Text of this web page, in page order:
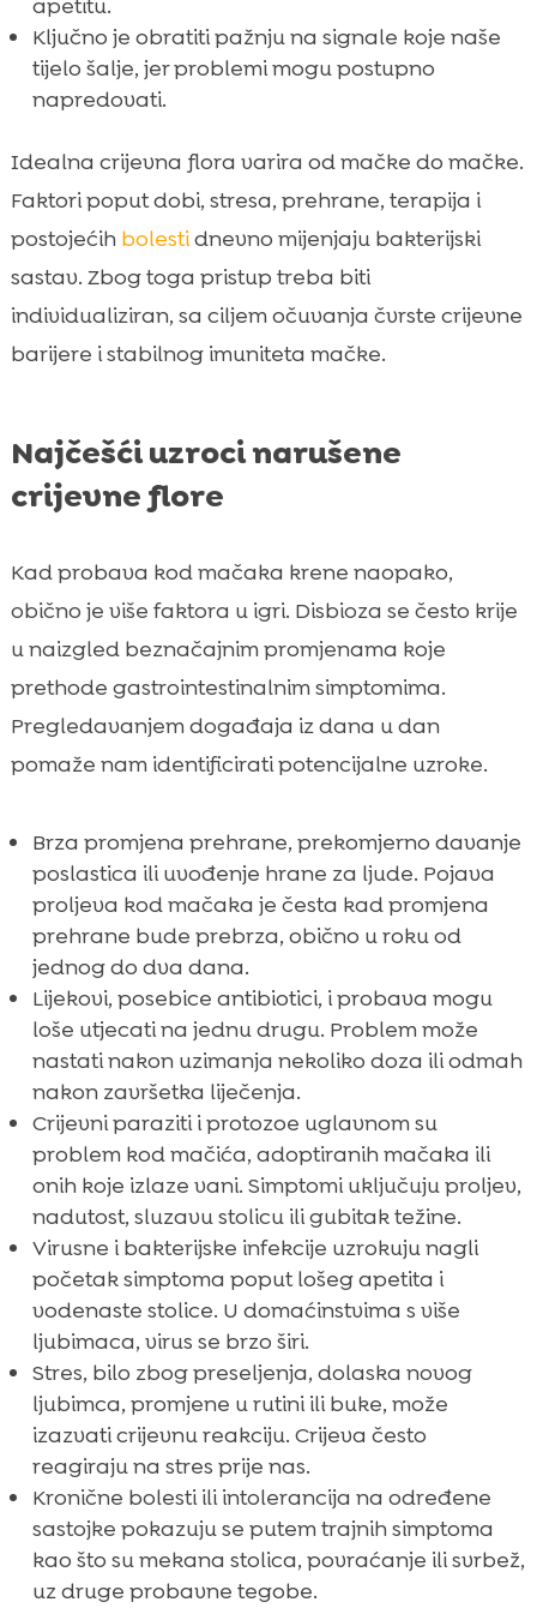
apetitu.
Ključno je obratiti pažnju na signale koje naše
tijelo šalje, jer problemi mogu postupno
napredovati.
Idealna crijevna flora varira od mačke do mačke.
Faktori poput dobi, stresa, prehrane, terapija i
postojećih bolestidnevno mijenjaju bakterijski
sastav. Zbog toga pristup treba biti
individualiziran, sa ciljem očuvanja čvrste crijevne
barijere i stabilnog imuniteta mačke.
Najčešći uzroci narušene
crijevne flore
Kad probava kod mačaka krene naopako,
obično je više faktora u igri. Disbioza se često krije
u naizgled beznačajnim promjenama koje
prethode gastrointestinalnim simptomima.
Pregledavanjem događaja iz dana u dan
pomaže nam identificirati potencijalne uzroke.
Brza promjena prehrane, prekomjerno davanje
poslastica ili uvođenje hrane za ljude. Pojava
proljeva kod mačaka je česta kad promjena
prehrane bude prebrza, obično u roku od
jednog do dva dana.
Lijekovi, posebice antibiotici, i probava mogu
loše utjecati na jednu drugu. Problem može
nastati nakon uzimanja nekoliko doza ili odmah
nakon završetka liječenja.
Crijevni paraziti i protozoe uglavnom su
problem kod mačića, adoptiranih mačaka ili
onih koje izlaze vani. Simptomi uključuju proljev,
nadutost, sluzavu stolicu ili gubitak težine.
Virusne i bakterijske infekcije uzrokuju nagli
početak simptoma poput lošeg apetita i
vodenaste stolice. U domaćinstvima s više
ljubimaca, virus se brzo širi.
Stres, bilo zbog preseljenja, dolaska novog
ljubimca, promjene u rutini ili buke, može
izazvati crijevnu reakciju. Crijeva često
reagiraju na stres prije nas.
Kronične bolesti ili intolerancija na određene
sastojke pokazuju se putem trajnih simptoma
kao što su mekana stolica, povraćanje ili svrbež,
uz druge probavne tegobe.